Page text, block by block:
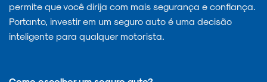
permite que você dirija com mais segurança e confiança.
Portanto, investir em um seguro auto é uma decisão
inteligente para qualquer motorista.